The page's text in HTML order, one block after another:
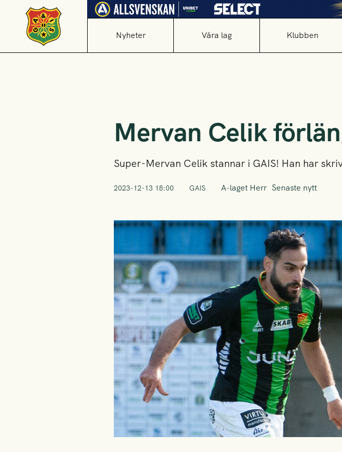
Nyheter Våra lag Klubben
Mervan Celik
Super-Mervan Celik stannar i GAIS! Han har
2023-12-13 18:00 GAIS A-laget Herr Senaste nytt